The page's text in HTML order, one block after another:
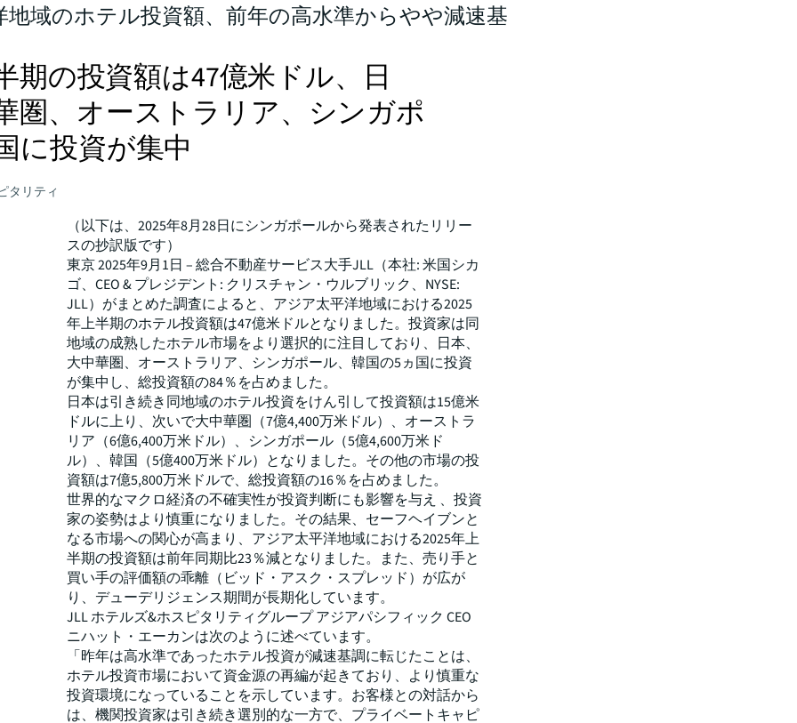
地域のホテル投資額、前年の高水準からやや減速基
期の投資額は47億米ドル、日
圏、オーストラリア、シンガポ
に投資が集中
タリティ
（以下は、2025年8月28日にシンガポールから発表されたリリー
スの抄訳版です）
東京 2025年9月1日 – 総合不動産サービス大手JLL（本社: 米国シカ
ゴ、CEO & プレジデント: クリスチャン・ウルブリック、NYSE:
JLL）がまとめた調査によると、アジア太平洋地域における2025
年上半期のホテル投資額は47億米ドルとなりました。投資家は同
地域の成熟したホテル市場をより選択的に注目しており、日本、
大中華圏、オーストラリア、シンガポール、韓国の5ヵ国に投資
が集中し、総投資額の84％を占めました。
日本は引き続き同地域のホテル投資をけん引して投資額は15億米
ドルに上り、次いで大中華圏（7億4,400万米ドル）、オーストラ
リア（6億6,400万米ドル）、シンガポール（5億4,600万米ド
ル）、韓国（5億400万米ドル）となりました。その他の市場の投
資額は7億5,800万米ドルで、総投資額の16％を占めました。
世界的なマクロ経済の不確実性が投資判断にも影響を与え 、投資
家の姿勢はより慎重になりました。その結果、セーフヘイブンと
なる市場への関心が高まり、アジア太平洋地域における2025年上
半期の投資額は前年同期比23％減となりました。また、売り手と
買い手の評価額の乖離（ビッド・アスク・スプレッド）が広が
り、デューデリジェンス期間が長期化しています。
JLL ホテルズ&ホスピタリティグループ アジアパシフィック CEO
ニハット・エーカンは次のように述べています。
「昨年は高水準であったホテル投資が減速基調に転じたことは、
ホテル投資市場において資金源の再編が起きており、より慎重な
投資環境になっていることを示しています。お客様との対話から
は、機関投資家は引き続き選別的な一方で、プライベートキャピ